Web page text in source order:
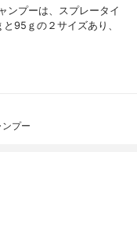
ンプーは、スプレータイ
95ｇの２サイズあり、
プー